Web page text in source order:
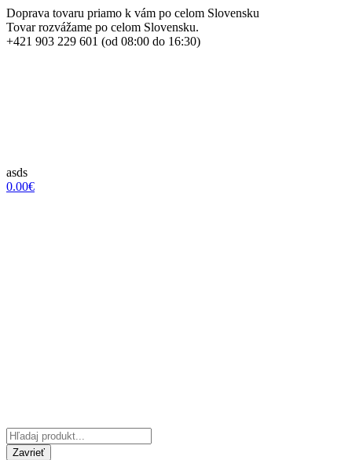
Doprava tovaru priamo k vám po celom Slovensku
Tovar rozvážame po celom Slovensku.
+421 903 229 601 (od 08:00 do 16:30)
asds
0.00€
Zavrieť